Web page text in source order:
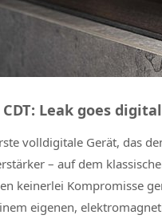
Leak goes digital
volldigitale Gerät, das
– auf dem
keinerlei Kompromisse
eigenen,